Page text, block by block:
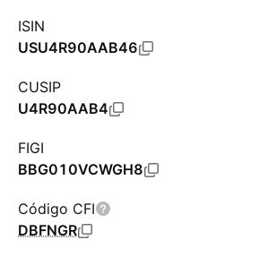
ISIN
USU4R90AAB46
CUSIP
U4R90AAB4
FIGI
BBG010VCWGH8
Código CFI
DBFNGR